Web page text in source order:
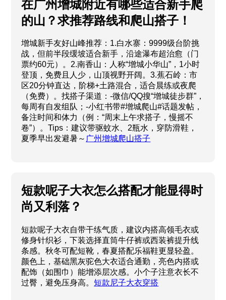
在广州增城附近有哪些适合新手爬
的山？求推荐路线和爬山搭子！
增城新手友好山峰推荐：1.白水寨：9999级台阶挑
战，但前半段缓坡适合新手，沿途瀑布超治愈（门
票约60元）。2.南香山：人称“增城小华山”，1小时
登顶，免费且人少，山顶视野开阔。3.蕉石岭：市
区20分钟直达，阶梯+土路混合，适合晨练或夜爬
（免费）。找搭子渠道：-微信/QQ搜“增城徒步群”，
每周有自发组队；-小红书带#增城爬山#话题发帖，
备注时间和体力（例：“周末上午求搭子，慢摇不
卷”）。Tips：建议带驱蚊水、2瓶水，穿防滑鞋，
夏季早出发避暑～ 广州增城爬山搭子
短款呢子大衣怎么搭配才能显得时
尚又利落？
短款呢子大衣自带干练气质，建议内搭高领毛衣或
修身针织衫，下装选择直筒牛仔裤或西装裤提升线
条感。秋冬可配短靴，春夏搭配乐福鞋更显轻盈。
颜色上，基础黑灰驼色大衣适合通勤，亮色内搭或
配饰（如围巾）能增添层次感。小个子注意衣长不
过臀，避免压身高。短款尼子大衣穿搭